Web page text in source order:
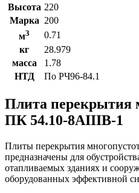
Высота 220
Марка 200
м3
0.71
кг
28.979
масса
1.78
НТД
По РЧ96-84.1
Плита перекрытия
ПК 54.10-8АIIIВ-1
Плиты перекрытия
предназначены для
отапливаемых зданиях и
оборудованных эффективной